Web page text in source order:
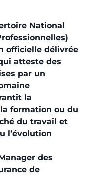
National
officielle délivrée
atteste des
par un
la
formation ou du
du travail et
l’évolution
des
de